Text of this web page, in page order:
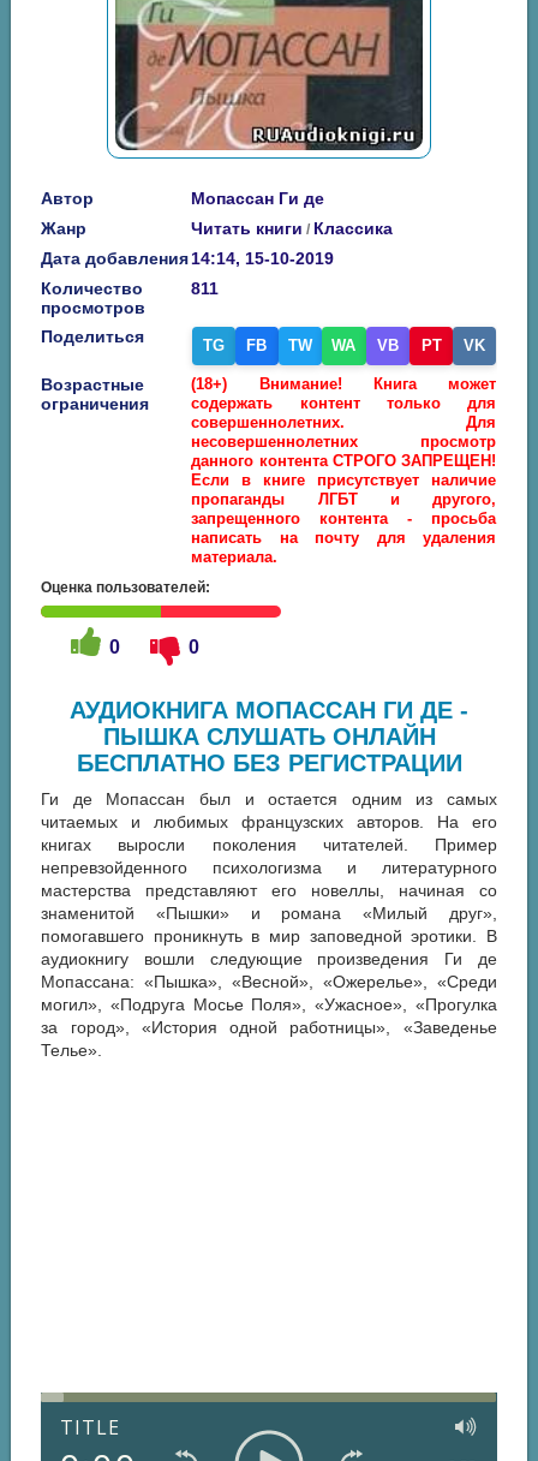
Автор
Мопассан Ги де
Жанр
Читать книги / Классика
Дата добавления14:14, 15-10-2019
Количество
просмотров
811
Поделиться TG FB TW WA VB PT VK
Возрастные
ограничения
(18+) Внимание! Книга может
содержать контент только для
совершеннолетних. Для
несовершеннолетних просмотр
данного контента СТРОГО ЗАПРЕЩЕН!
Если в книге присутствует наличие
пропаганды ЛГБТ и другого,
запрещенного контента - просьба
написать на почту для удаления
материала.
Оценка пользователей:
0 0
АУДИОКНИГА МОПАССАН ГИ ДЕ -
ПЫШКА СЛУШАТЬ ОНЛАЙН
БЕСПЛАТНО БЕЗ РЕГИСТРАЦИИ
Ги де Мопассан был и остается одним из самых
читаемых и любимых французских авторов. На его
книгах выросли поколения читателей. Пример
непревзойденного психологизма и литературного
мастерства представляют его новеллы, начиная со
знаменитой «Пышки» и романа «Милый друг»,
помогавшего проникнуть в мир заповедной эротики. В
аудиокнигу вошли следующие произведения Ги де
Мопассана: «Пышка», «Весной», «Ожерелье», «Среди
могил», «Подруга Мосье Поля», «Ужасное», «Прогулка
за город», «История одной работницы», «Заведенье
Телье».
TITLE